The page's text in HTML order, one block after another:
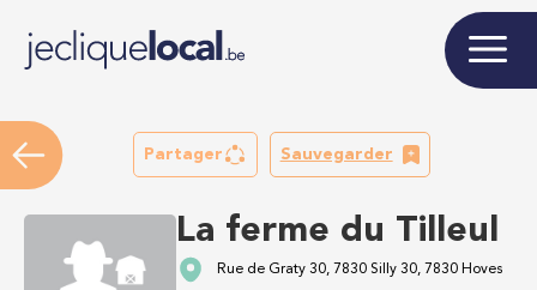
Partager Sauvegarder
La ferme du Tilleul
Rue de Graty 30, 7830 Silly 30, 7830 Hoves